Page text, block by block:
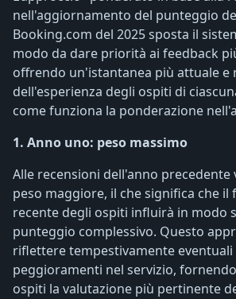
nell'aggiornamento del punteggio
Booking.com del 2025 sposta il
modo da dare priorità ai feedback
offrendo un'istantanea più attuale e
dell'esperienza degli ospiti di
come funziona la ponderazione
1. Anno uno: peso massimo
Alle recensioni dell'anno
peso maggiore, il che significa che il
recente degli ospiti influirà in modo
punteggio complessivo. Questo
riflettere tempestivamente
peggioramenti nel servizio,
ospiti la valutazione più pertinente